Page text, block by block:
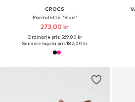
CROCS
Pantolette 'Bae'
273,00 kr
Ordinarie pris: 569,00 kr
Senaste lägsta pris:182,00 kr